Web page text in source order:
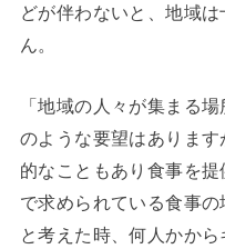
どが伴わないと、地域
ん。
「地域の人々が集まる
のような要望はありま
的なこともあり食事を
で求められている食事
と考えた時、何人かか